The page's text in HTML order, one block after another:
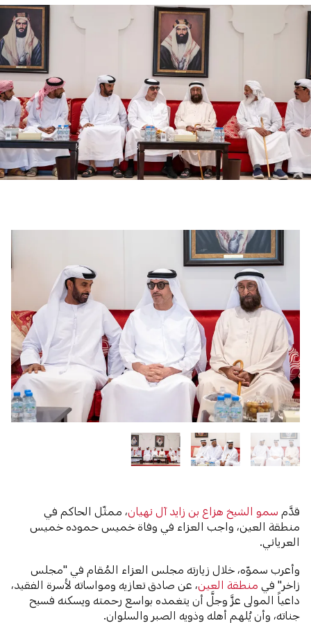
قدَّم سمو الشيخ هزاع بن زايد آل نهيان، ممثّل الحاكم في
منطقة العين، واجب العزاء في وفاة خميس حموده خميس
العرياني.
وأعرب سموّه، خلال زيارته مجلس العزاء المُقام في "مجلس
زاخر" في منطقة العين، عن صادق تعازيه ومواساته لأسرة الفقيد،
داعياً المولى عزَّ وجلَّ أن يتغمده بواسع رحمته ويسكنه فسيح
جناته، وأن يُلهم أهله وذويه الصبر والسلوان.